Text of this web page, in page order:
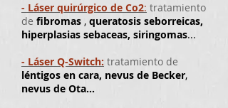
- Láser quirúrgico de Co2: tratamiento
de fibromas , queratosis seborreicas,
hiperplasias sebaceas, siringomas...
- Láser Q-Switch: tratamiento de
léntigos en cara, nevus de Becker,
nevus de Ota...